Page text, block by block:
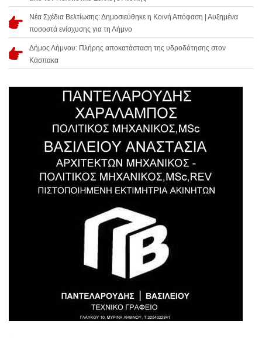
Νέα Σχέδια Βελτίωσης: Δημοσιεύθηκε η Κοινή Απόφαση | Αυξημένα
ποσοστά ενίσχυσης για τη Λήμνο
Δήμος Λήμνου: Πλήρης αποκατάσταση της υδροδότησης στον
Κάσπακα